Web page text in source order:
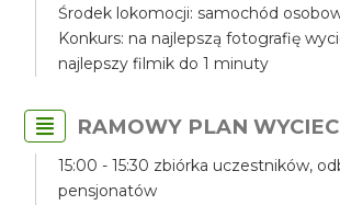
Środek lokomocji: samochód
Konkurs: na najlepszą fotografię
najlepszy filmik do 1 minuty
RAMOWY PLAN
15:00 - 15:30 zbiórka uczestników,
pensjonatów